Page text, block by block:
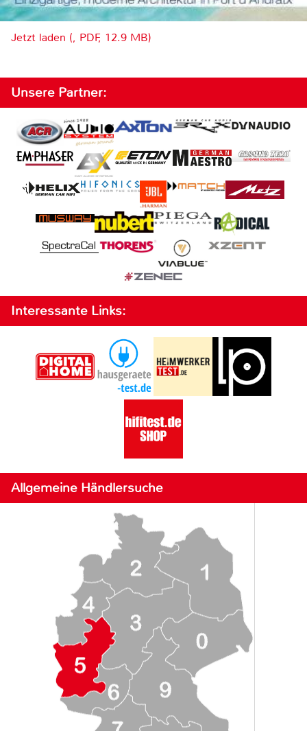
Jetzt laden (, PDF, 12.9 MB)
Unsere Partner:
Interessante Links:
Allgemeine Händlersuche